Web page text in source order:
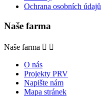
Ochrana osobních údajů
Naše farma
Naše farma  
O nás
Projekty PRV
Napište nám
Mapa stránek